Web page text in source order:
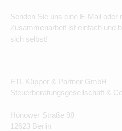
Senden Sie uns eine E-Mail oder
Zusammenarbeit ist einfach und
sich selbst!
ETL Küpper & Partner GmbH
Steuerberatungsgesellschaft &
Hönower Straße 98
12623 Berlin